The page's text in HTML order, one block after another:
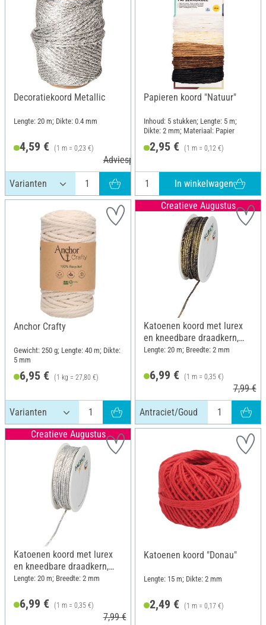
Decoratiekoord Metallic
Lengte: 20 m; Dikte: 0.4 mm
4,59 € (1 m = 0,23 €)
Adviesprijs 4,99 €
Papieren koord "Natuur"
Inhoud: 5 stukken; Lengte: 5 m;
Dikte: 2 mm; Materiaal: Papier
2,95 € (1 m = 0,12 €)
In winkelwagen
Anchor Crafty
Gewicht: 250 g; Lengte: 40 m; Dikte:
5 mm
6,95 € (1 kg = 27,80 €)
Creatieve Augustus
Katoenen koord met lurex
en kneedbare draadkern,
Antraciet/Goud
Lengte: 20 m; Breedte: 2 mm
6,99 € (1 m = 0,35 €)
7,99 €
Antraciet/Goud
Creatieve Augustus
Katoenen koord met lurex
en kneedbare draadkern,
Wit/Zilver
Lengte: 20 m; Breedte: 2 mm
6,99 € (1 m = 0,35 €)
7,99 €
Katoenen koord "Donau"
Lengte: 15 m; Dikte: 2 mm
2,49 € (1 m = 0,17 €)